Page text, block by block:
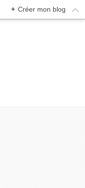
+ Créer mon blog